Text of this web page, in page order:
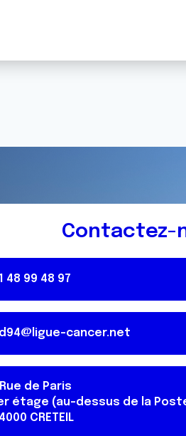
Contactez-
48 99 48 97
cancer.net
Rue de Paris
étage (au-dessus de la
CRETEIL